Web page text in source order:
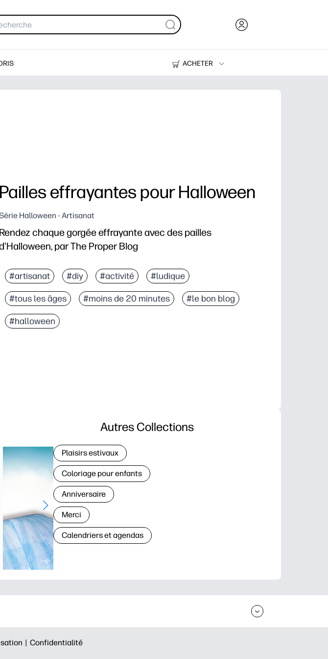
ACHETER
Des imprimantes
Pailles effrayantes pour Halloween
Halloween - Artisanat
Rendez chaque gorgée effrayante avec des pailles
par The Proper Blog
#artisanat #diy #activité #ludique
#tous les âges #moins de 20 minutes #le bon blog
#halloween
Autres Collections
Plaisirs estivaux
Coloriage pour enfants
Anniversaire
Merci
Calendriers et agendas
| Confidentialité